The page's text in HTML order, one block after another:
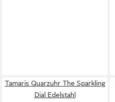
Tamaris Quarzuhr The Sparkling
Dial Edelstahl